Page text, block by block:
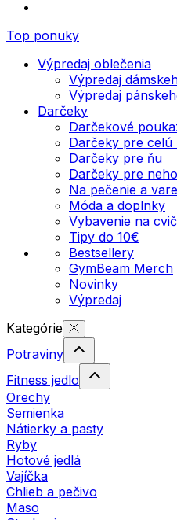
Top ponuky
Výpredaj oblečenia
Výpredaj
Výpredaj
Darčeky
Darčekové
Darčeky pre celú
Darčeky pre ňu
Darčeky pre neho
Na pečenie a
Móda a doplnky
Vybavenie na
Tipy do 10€
Bestsellery
GymBeam Merch
Novinky
Výpredaj
Kategórie
Potraviny
Fitness jedlo
Orechy
Semienka
Nátierky a pasty
Ryby
Hotové jedlá
Vajíčka
Chlieb a pečivo
Mäso